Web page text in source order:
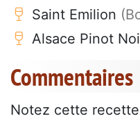
Saint Emilion
Alsace Pinot
Commentaires
Notez cette